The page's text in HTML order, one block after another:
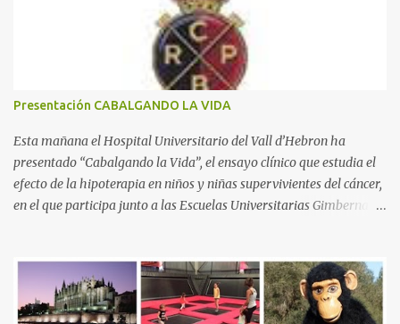
s
Presentación CABALGANDO LA VIDA
Esta mañana el Hospital Universitario del Vall d’Hebron ha
presentado “Cabalgando la Vida”, el ensayo clínico que estudia el
efecto de la hipoterapia en niños y niñas supervivientes del cáncer,
en el que participa junto a las Escuelas Universitarias Gimbernat,
presencia de Emilio Zegrí, presidente de la Fundación RCPB; la Dra.
Anna Llort, adjunta del Servicio de Oncología Pediátrica del
Hospital Vall d’Hebron e investigadora del grupo de Investigación